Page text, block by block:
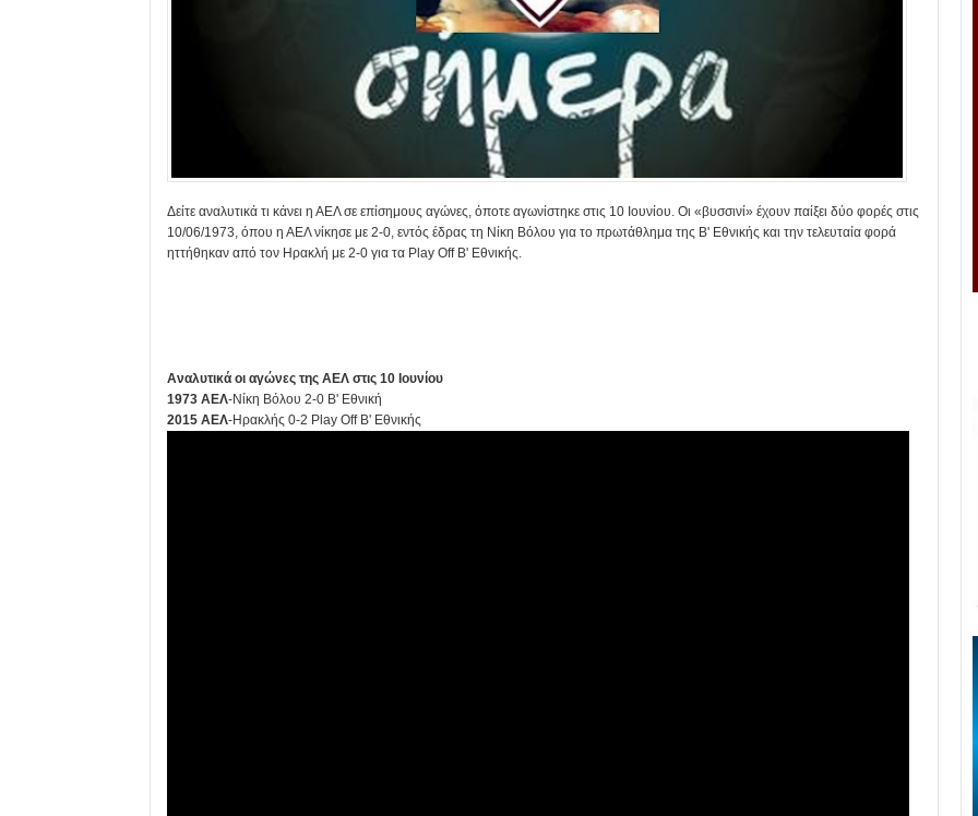
Δείτε αναλυτικά τι κάνει η ΑΕΛ σε επίσημους αγώνες, όποτε αγωνίστηκε στις 10 Ιουνίου. Οι «βυσσινί» έχουν παίξει δύο φορές στις
10/06/1973, όπου η ΑΕΛ νίκησε με 2-0, εντός έδρας τη Νίκη Βόλου για το πρωτάθλημα της Β' Εθνικής και την τελευταία φορά
ηττήθηκαν από τον Ηρακλή με 2-0 για τα Play Off Β' Εθνικής.
Αναλυτικά οι αγώνες της ΑΕΛ στις 10 Ιουνίου
1973 ΑΕΛ-Νίκη Βόλου 2-0 Β' Εθνική
2015 ΑΕΛ-Ηρακλής 0-2 Play Off Β' Εθνικής